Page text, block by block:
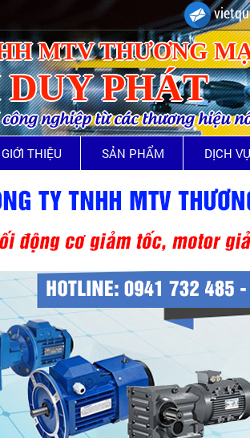
MTV THƯƠNG
PHÁT
nghiệp từ các thương hiệu
GIỚI THIỆU SẢN PHẨM DỊCH VỤ